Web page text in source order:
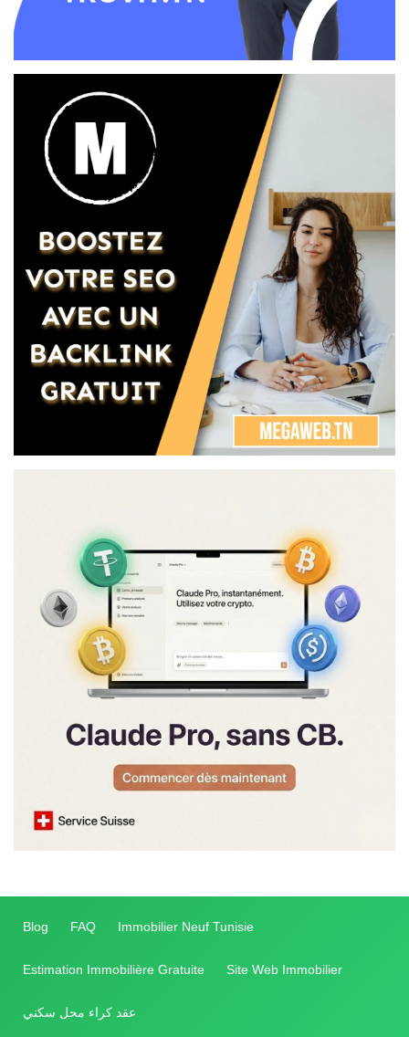
Blog FAQ Immobilier Neuf Tunisie
Estimation Immobilière Gratuite Site Web Immobilier
عقد كراء محل سكني